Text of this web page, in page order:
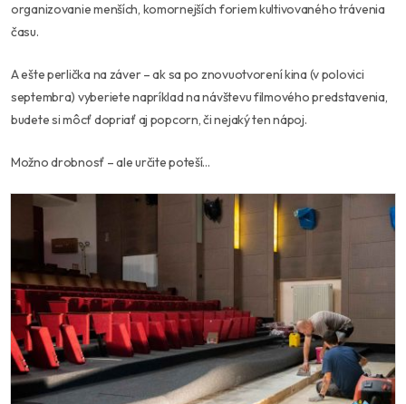
organizovanie menších, komornejších foriem kultivovaného trávenia
času.
A ešte perlička na záver – ak sa po znovuotvorení kina (v polovici
septembra) vyberiete napríklad na návštevu filmového predstavenia,
budete si môcť dopriať aj popcorn, či nejaký ten nápoj.
Možno drobnosť – ale určite poteší…